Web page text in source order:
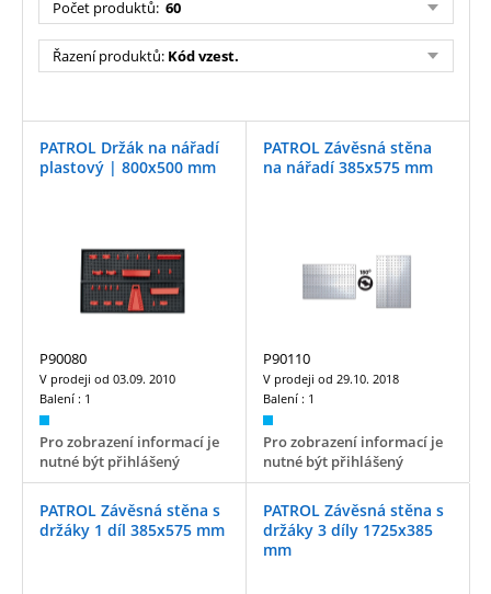
Počet produktů: 60
Řazení produktů: Kód vzest.
PATROL Držák na nářadí
plastový | 800x500 mm
P90080
V prodeji od 03.09. 2010
Balení : 1
Pro zobrazení informací je
nutné být přihlášený
PATROL Závěsná stěna
na nářadí 385x575 mm
P90110
V prodeji od 29.10. 2018
Balení : 1
Pro zobrazení informací je
nutné být přihlášený
PATROL Závěsná stěna s
držáky 1 díl 385x575 mm
PATROL Závěsná stěna s
držáky 3 díly 1725x385
mm